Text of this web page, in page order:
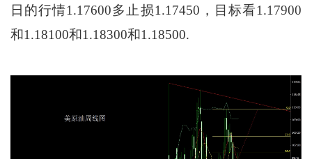
日的行情1.17600多止损1.17450，目标看1.17900
和1.18100和1.18300和1.18500.